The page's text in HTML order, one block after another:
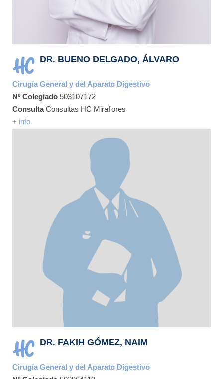
DR. BUENO DELGADO, ÁLVARO
Cirugía General y del Aparato Digestivo
Nº Colegiado 503107172
ConsultaConsultas HC Miraflores
+ info
DR. FAKIH GÓMEZ, NAIM
Cirugía General y del Aparato Digestivo